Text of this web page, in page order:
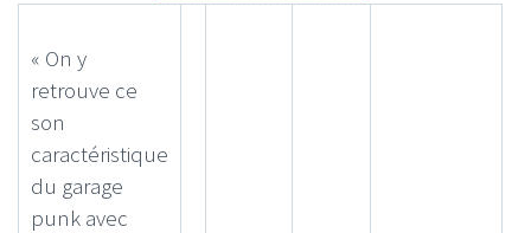
« On y
retrouve ce
son
caractéristique
du garage
punk avec